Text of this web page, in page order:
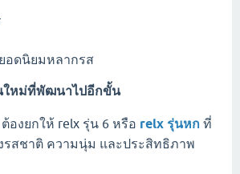
อดนิยมหลากรส
ใหม่ที่พัฒนาไปอีกขั้น
องยกให้ relx รุ่น 6 หรือ relx รุ่นหก ที่
รสชาติ ความนุ่ม และประสิทธิภาพ